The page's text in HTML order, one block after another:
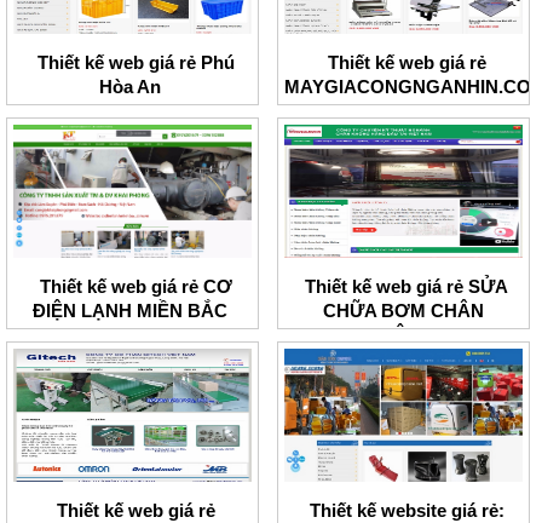
Thiết kế web giá rẻ Phú
Hòa An
Thiết kế web giá rẻ
Thiết kế web giá rẻ CƠ
ĐIỆN LẠNH MIỀN BẮC
Thiết kế web giá rẻ SỬA
CHỮA BƠM CHÂN
KHÔNG
Thiết kế web giá rẻ
Thiết kế website giá rẻ: